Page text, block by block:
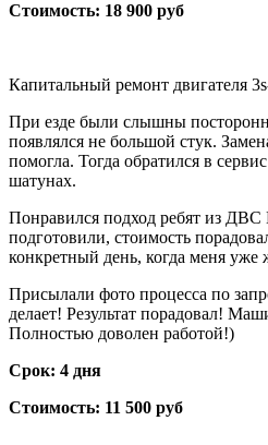
Стоимость: 18 900 руб
Капитальный ремонт двигателя
При езде были слышны
появлялся не большой стук.
помогла. Тогда обратился в
шатунах.
Понравился подход ребят из ДВС
подготовили, стоимость
конкретный день, когда меня уже
Присылали фото процесса по
делает! Результат порадовал!
Полностью доволен работой!)
Срок: 4 дня
Стоимость: 11 500 руб